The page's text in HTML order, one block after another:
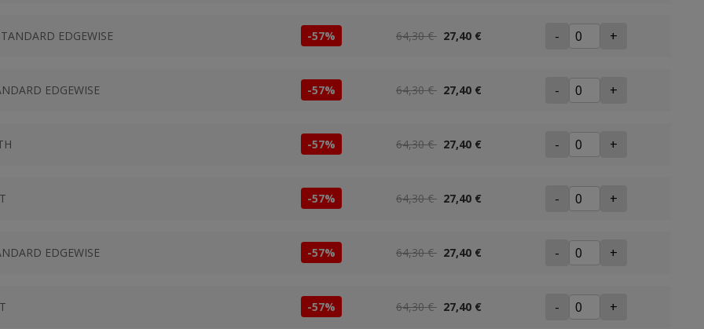
EDGEWISE -57% 64,30 € 27,40 € - +
EDGEWISE -57% 64,30 € 27,40 € - +
-57% 64,30 € 27,40 € - +
-57% 64,30 € 27,40 € - +
EDGEWISE -57% 64,30 € 27,40 € - +
-57% 64,30 € 27,40 € - +